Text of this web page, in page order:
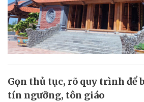
Gọn thủ tục, rõ quy trình để
tín ngưỡng, tôn giáo